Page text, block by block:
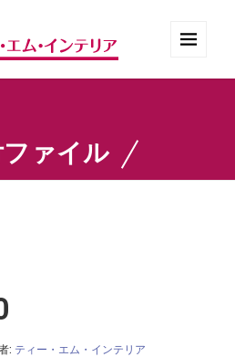
ァイル
: ティー・エム・インテリア